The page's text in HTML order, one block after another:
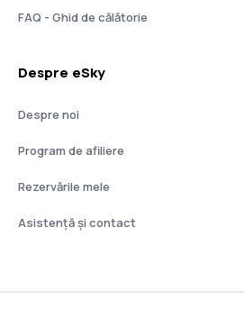
FAQ - Ghid de călătorie
Despre eSky
Despre noi
Program de afiliere
Rezervările mele
Asistenţă şi contact